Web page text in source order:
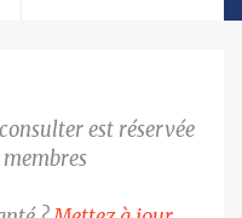
est réservée